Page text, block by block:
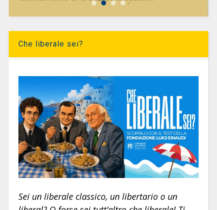
Che liberale sei?
Sei un liberale classico, un libertario o un